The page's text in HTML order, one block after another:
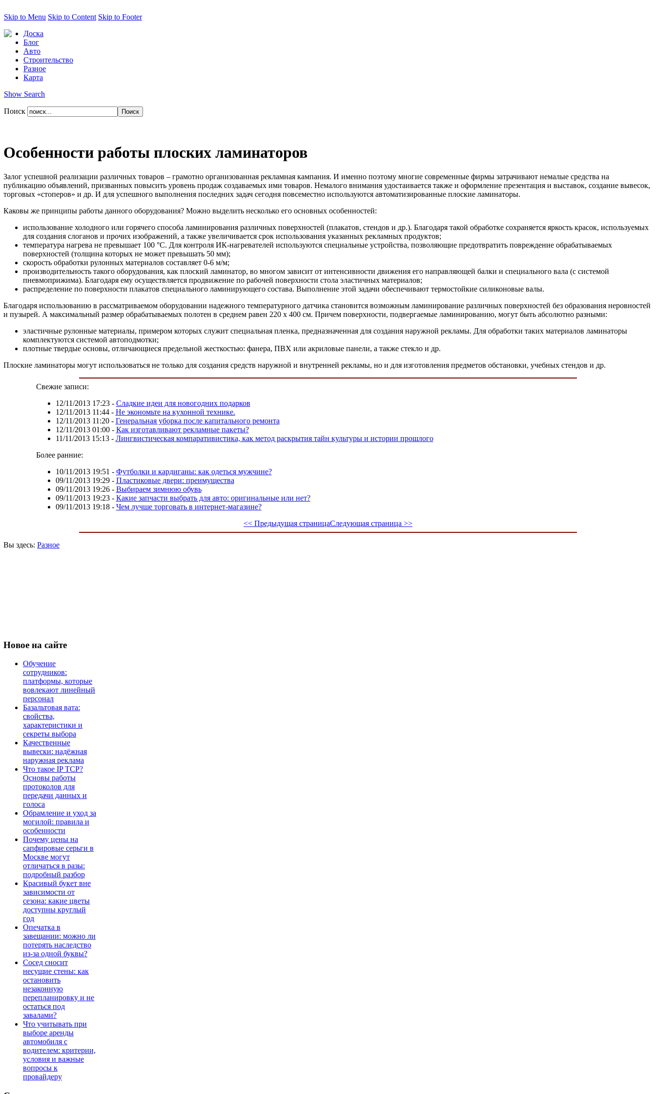
Skip to Menu Skip to Content Skip to Footer
Доска
Блог
Авто
Строительство
Разное
Карта
Show Search
Поиск
Особенности работы плоских ламинаторов
Залог успешной реализации различных товаров – грамотно организованная рекламная кампания. И именно поэтому многие современные фирмы затрачивают немалые средства на
публикацию объявлений, призванных повысить уровень продаж создаваемых ими товаров. Немалого внимания удостаивается также и оформление презентация и выставок, создание вывесок,
торговых «стоперов» и др. И для успешного выполнения последних задач сегодня повсеместно используются автоматизированные плоские ламинаторы.
Каковы же принципы работы данного оборудования? Можно выделить несколько его основных особенностей:
использование холодного или горячего способа ламинирования различных поверхностей (плакатов, стендов и др.). Благодаря такой обработке сохраняется яркость красок, используемых
для создания слоганов и прочих изображений, а также увеличивается срок использования указанных рекламных продуктов;
температура нагрева не превышает 100 °C. Для контроля ИК-нагревателей используются специальные устройства, позволяющие предотвратить повреждение обрабатываемых
поверхностей (толщина которых не может превышать 50 мм);
скорость обработки рулонных материалов составляет 0-6 м/м;
производительность такого оборудования, как плоский ламинатор, во многом зависит от интенсивности движения его направляющей балки и специального вала (с системой
пневмоприжима). Благодаря ему осуществляется продвижение по рабочей поверхности стола эластичных материалов;
распределение по поверхности плакатов специального ламинирующего состава. Выполнение этой задачи обеспечивают термостойкие силиконовые валы.
Благодаря использованию в рассматриваемом оборудовании надежного температурного датчика становится возможным ламинирование различных поверхностей без образования неровностей
и пузырей. А максимальный размер обрабатываемых полотен в среднем равен 220 х 400 см. Причем поверхности, подвергаемые ламинированию, могут быть абсолютно разными:
эластичные рулонные материалы, примером которых служит специальная пленка, предназначенная для создания наружной рекламы. Для обработки таких материалов ламинаторы
комплектуются системой автоподмотки;
плотные твердые основы, отличающиеся предельной жесткостью: фанера, ПВХ или акриловые панели, а также стекло и др.
Плоские ламинаторы могут использоваться не только для создания средств наружной и внутренней рекламы, но и для изготовления предметов обстановки, учебных стендов и др.
Свежие записи:
12/11/2013 17:23- Сладкие идеи для новогодних подарков
12/11/2013 11:44- Не экономьте на кухонной технике.
12/11/2013 11:20- Генеральная уборка после капитального ремонта
12/11/2013 01:00- Как изготавливают рекламные пакеты?
11/11/2013 15:13- Лингвистическая компаративистика, как метод раскрытия тайн культуры и истории прошлого
Более ранние:
10/11/2013 19:51 - Футболки и кардиганы: как одеться мужчине?
09/11/2013 19:29- Пластиковые двери: преимущества
09/11/2013 19:26- Выбираем зимнюю обувь
09/11/2013 19:23- Какие запчасти выбрать для авто: оригинальные или нет?
09/11/2013 19:18- Чем лучше торговать в интернет-магазине?
<< Предыдущая страницаСледующая страница >>
Вы здесь: Разное
Новое на сайте
Обучение
сотрудников:
платформы, которые
вовлекают линейный
персонал
Базальтовая вата:
свойства,
характеристики и
секреты выбора
Качественные
вывески: надёжная
наружная реклама
Что такое IP TCP?
Основы работы
протоколов для
передачи данных и
голоса
Обрамление и уход за
могилой: правила и
особенности
Почему цены на
сапфировые серьги в
Москве могут
отличаться в разы:
подробный разбор
Красивый букет вне
зависимости от
сезона: какие цветы
доступны круглый
год
Опечатка в
завещании: можно ли
потерять наследство
из-за одной буквы?
Сосед сносит
несущие стены: как
остановить
незаконную
перепланировку и не
остаться под
завалами?
Что учитывать при
выборе аренды
автомобиля с
водителем: критерии,
условия и важные
вопросы к
провайдеру